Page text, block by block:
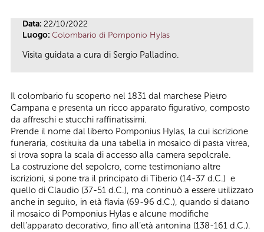
Data: 22/10/2022
Luogo: Colombario di Pomponio Hylas
Visita guidata a cura di Sergio Palladino.
Il colombario fu scoperto nel 1831 dal marchese Pietro
Campana e presenta un ricco apparato figurativo, composto
da affreschi e stucchi raffinatissimi.
Prende il nome dal liberto Pomponius Hylas, la cui iscrizione
funeraria, costituita da una tabella in mosaico di pasta vitrea,
si trova sopra la scala di accesso alla camera sepolcrale.
La costruzione del sepolcro, come testimoniano altre
iscrizioni, si pone tra il principato di Tiberio (14-37 d.C.) e
quello di Claudio (37-51 d.C.), ma continuò a essere utilizzato
anche in seguito, in età flavia (69-96 d.C.), quando si datano
il mosaico di Pomponius Hylas e alcune modifiche
dell’apparato decorativo, fino all’età antonina (138-161 d.C.).